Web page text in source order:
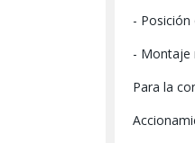
- Posición
- Montaje
Para la